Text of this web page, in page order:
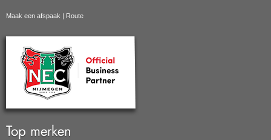
Maak een afspaak | Route
Top merken